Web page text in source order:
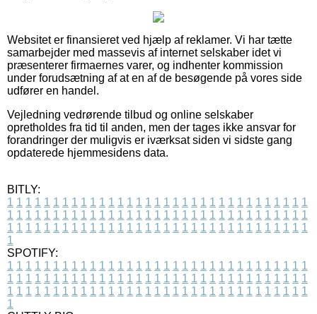
Websitet er finansieret ved hjælp af reklamer. Vi har tætte
samarbejder med massevis af internet selskaber idet vi
præsenterer firmaernes varer, og indhenter kommission
under forudsætning af at en af de besøgende på vores side
udfører en handel.
Vejledning vedrørende tilbud og online selskaber
opretholdes fra tid til anden, men der tages ikke ansvar for
forandringer der muligvis er iværksat siden vi sidste gang
opdaterede hjemmesidens data.
BITLY:
1 1 1 1 1 1 1 1 1 1 1 1 1 1 1 1 1 1 1 1 1 1 1 1 1 1 1 1 1 1 1 1 1
1 1 1 1 1 1 1 1 1 1 1 1 1 1 1 1 1 1 1 1 1 1 1 1 1 1 1 1 1 1 1 1 1
1 1 1 1 1 1 1 1 1 1 1 1 1 1 1 1 1 1 1 1 1 1 1 1 1 1 1 1 1 1 1 1 1
1
SPOTIFY:
1 1 1 1 1 1 1 1 1 1 1 1 1 1 1 1 1 1 1 1 1 1 1 1 1 1 1 1 1 1 1 1 1
1 1 1 1 1 1 1 1 1 1 1 1 1 1 1 1 1 1 1 1 1 1 1 1 1 1 1 1 1 1 1 1 1
1 1 1 1 1 1 1 1 1 1 1 1 1 1 1 1 1 1 1 1 1 1 1 1 1 1 1 1 1 1 1 1 1
1